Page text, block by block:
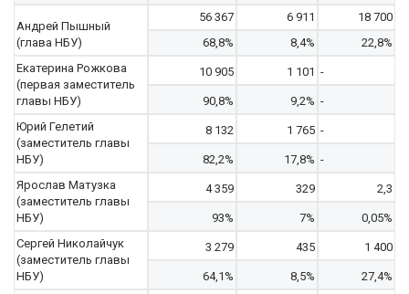
Андрей Пышный
(глава НБУ)
56 367 6 911
18 700
68,8%
8,4%
22,8%
Екатерина Рожкова
(первая заместитель
главы НБУ)
10 905 1 101 -
90,8% 9,2% -
Юрий Гелетий
(заместитель главы
НБУ)
8 132 1 765 -
82,2% 17,8% -
Ярослав Матузка
(заместитель главы
НБУ)
4 359 329 2,3
93% 7%
0,05%
Сергей Николайчук
(заместитель главы
НБУ)
3 279 435 1 400
64,1% 8,5%
27,4%